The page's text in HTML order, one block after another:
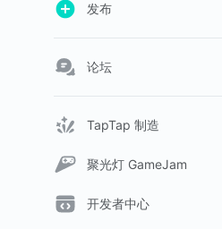
发布
论坛
TapTap 制造
聚光灯 GameJam
开发者中心